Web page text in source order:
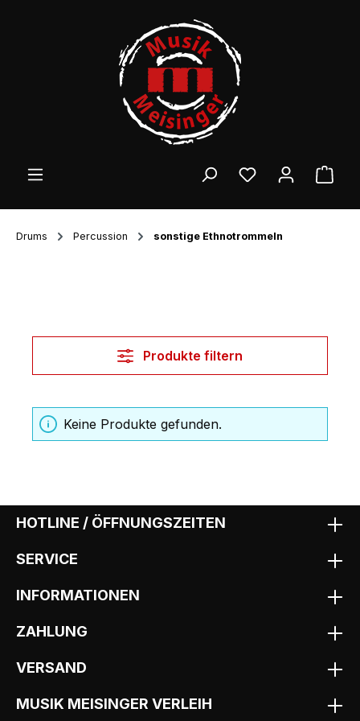
Drums Percussion sonstige Ethnotrommeln
Produkte filtern
Keine Produkte gefunden.
HOTLINE / ÖFFNUNGSZEITEN
SERVICE
INFORMATIONEN
ZAHLUNG
VERSAND
MUSIK MEISINGER VERLEIH